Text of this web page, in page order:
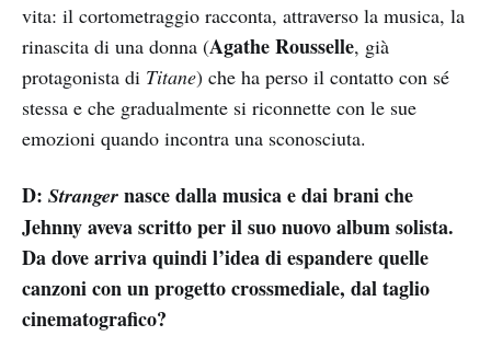
vita: il cortometraggio racconta, attraverso la musica, la
rinascita di una donna (Agathe Rousselle, già
protagonista di Titane) che ha perso il contatto con sé
stessa e che gradualmente si riconnette con le sue
emozioni quando incontra una sconosciuta.
D: Stranger nasce dalla musica e dai brani che
Jehnny aveva scritto per il suo nuovo album solista.
Da dove arriva quindi l’idea di espandere quelle
canzoni con un progetto crossmediale, dal taglio
cinematografico?